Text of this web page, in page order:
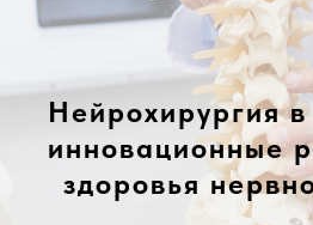
Нейрохирургия
инновационные
здоровья